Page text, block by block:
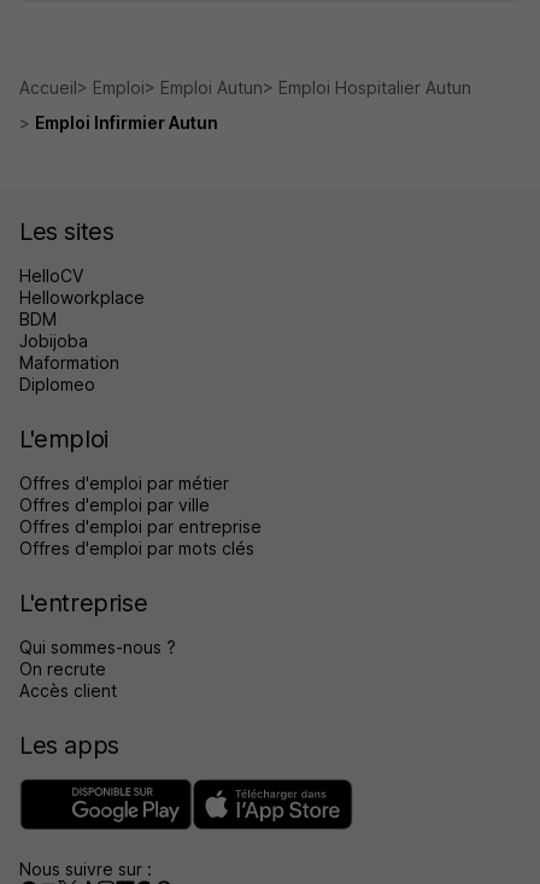
Accueil Emploi Emploi Autun
Emploi Hospitalier Autun
Emploi Infirmier Autun
Les sites
HelloCV
Helloworkplace
BDM
Jobijoba
Maformation
Diplomeo
L'emploi
Offres d'emploi par métier
Offres d'emploi par ville
Offres d'emploi par entreprise
Offres d'emploi par mots clés
L'entreprise
Qui sommes-nous ?
On recrute
Accès client
Les apps
Nous suivre sur :